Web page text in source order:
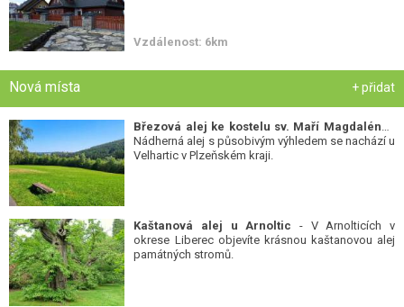
Vzdálenost: 6km
Nová místa + přidat
Nádherná alej s působivým výhledem se nachází u
Velhartic v Plzeňském kraji.
Kaštanová alej u Arnoltic - V Arnolticích v
okrese Liberec objevíte krásnou kaštanovou alej
památných stromů.